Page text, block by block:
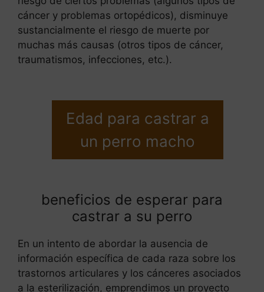
cáncer y problemas ortopédicos), disminuye
sustancialmente el riesgo de muerte por
muchas más causas (otros tipos de cáncer,
traumatismos, infecciones, etc.).
Edad para castrar a
un perro macho
beneficios de esperar para
castrar a su perro
En un intento de abordar la ausencia de
información específica de cada raza sobre los
trastornos articulares y los cánceres asociados
a la esterilización, emprendimos un proyecto